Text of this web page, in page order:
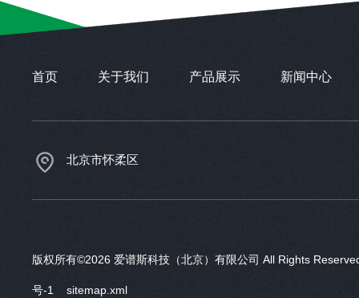
首页 关于我们 产品展示 新闻中心
北京市怀柔区
版权所有©2026 爱谱斯科技（北京）有限公司 All Rights
号-1 sitemap.xml